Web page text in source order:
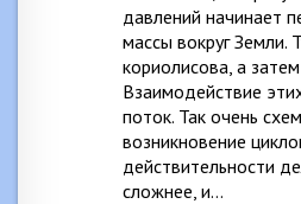
давлений начинает
массы вокруг Земли.
кориолисова, а
Взаимодействие
поток. Так очень
возникновение
действительности
сложнее, и…